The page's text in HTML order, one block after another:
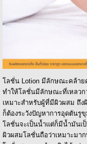
โลชั่น Lotion มีลักษณะคล้า
ทำให้โลชั่นมีลักษณะที่เหลวก
เหมาะสำหรับผู้ที่มีผิวผสม ถึ
ก็ต้องระวังปัญหาการอุดตันรู
โลชั่นจะเป็นน้ำแต่ก็มีน้ำมันเ
ผิวผสมโลชั่นถือว่าเหมาะมาก